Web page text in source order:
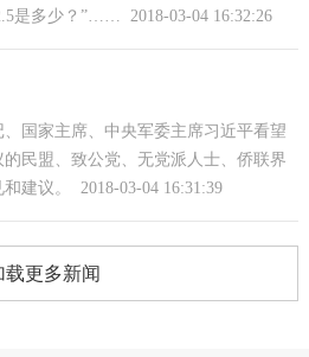
是多少？”…… 2018-03-04 16:32:26
国家主席、中央军委主席习近平看望
民盟、致公党、无党派人士、侨联界
建议。
2018-03-04 16:31:39
载更多新闻